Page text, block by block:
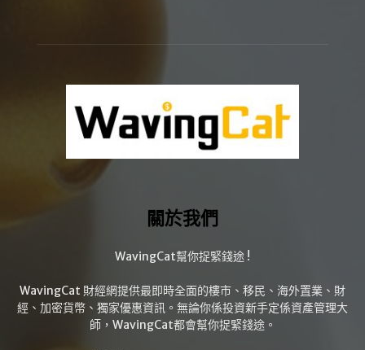
關於我們
WavingCat幫你捉緊錢途 !
WavingCat 財經網提供最即時全面的樓市、移民、海外置業、財
經、加密貨幣、獨家優惠資訊。無論你係投資新手定係資產管理大
師，WavingCat都會幫你捉緊錢途。